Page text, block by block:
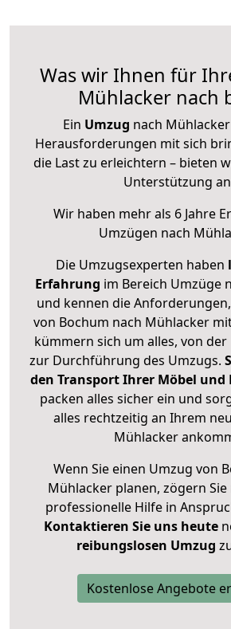
Was wir Ihnen für
Mühlacker nach
Ein Umzug nach
Herausforderungen mit sich
die Last zu erleichtern – bieten
Unterstützung
Wir haben mehr als 6 Jahre
Umzügen nach
Die Umzugsexperten haben
Erfahrung im Bereich Umzüge
und kennen die
von Bochum nach Mühlacker
kümmern sich um alles, von
zur Durchführung des Umzugs.
den Transport Ihrer Möbel und
packen alles sicher ein und
alles rechtzeitig an Ihrem
Mühlacker
Wenn Sie einen Umzug von
Mühlacker planen, zögern
professionelle Hilfe in
Kontaktieren Sie uns heute
reibungslosen Umzug
Kostenlose Angebote